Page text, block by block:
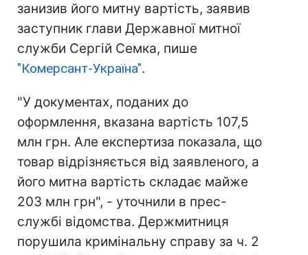
занизив його митну вартість, заявив
заступник глави Державної митної
служби Сергій Семка, пише
"Комерсант-Україна".
"У документах, поданих до
оформлення, вказана вартість 107,5
млн грн. Але експертиза показала, що
товар відрізняється від заявленого, а
його митна вартість складає майже
203 млн грн", - уточнили в прес-
службі відомства. Держмитниця
порушила кримінальну справу за ч. 2